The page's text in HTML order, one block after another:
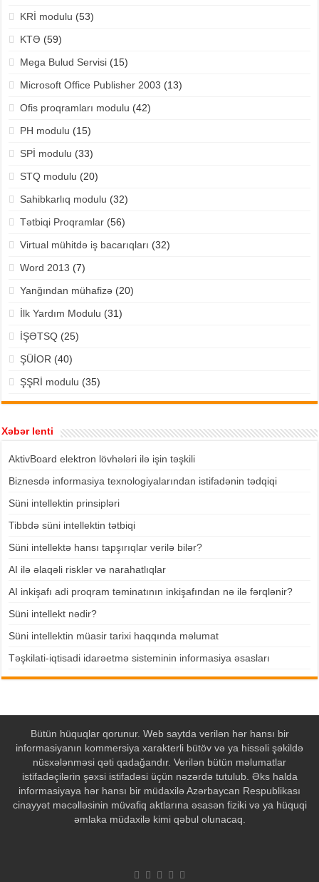
KRİ modulu (53)
KTƏ (59)
Mega Bulud Servisi(15)
Microsoft Office Publisher 2003 (13)
Ofis proqramları modulu (42)
PH modulu (15)
SPİ modulu (33)
STQ modulu (20)
Sahibkarlıq modulu (32)
Tətbiqi Proqramlar(56)
Virtual mühitdə iş bacarıqları (32)
Word 2013 (7)
Yanğından mühafizə(20)
İlk Yardım Modulu (31)
İŞƏTSQ(25)
ŞÜİOR (40)
ŞŞRİ modulu (35)
Xəbər lenti
AktivBoard elektron lövhələri ilə işin təşkili
Biznesdə informasiya texnologiyalarından istifadənin tədqiqi
Süni intellektin prinsipləri
Tibbdə süni intellektin tətbiqi
Süni intellektə hansı tapşırıqlar verilə bilər?
AI ilə əlaqəli risklər və narahatlıqlar
AI inkişafı adi proqram təminatının inkişafından nə ilə fərqlənir?
Süni intellekt nədir?
Süni intellektin müasir tarixi haqqında məlumat
Təşkilati-iqtisadi idarəetmə sisteminin informasiya əsasları
Bütün hüquqlar qorunur. Web saytda verilən hər hansı bir
informasiyanın kommersiya xarakterli bütöv və ya hissəli şəkildə
nüsxələnməsi qəti qadağandır. Verilən bütün məlumatlar
istifadəçilərin şəxsi istifadəsi üçün nəzərdə tutulub. Əks halda
informasiyaya hər hansı bir müdaxilə Azərbaycan Respublikası
cinayyət məcəlləsinin müvafiq aktlarına əsasən fiziki və ya hüquqi
əmlaka müdaxilə kimi qəbul olunacaq.